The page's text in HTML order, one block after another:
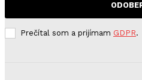
Prečítal som a prijímam GDPR.